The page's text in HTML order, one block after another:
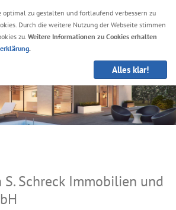
Schreck Immobilien und
optimal zu gestalten und fortlaufend verbessern zu
Durch die weitere Nutzung der Webseite stimmen
zu. Weitere Informationen zu Cookies erhalten
.
Alles klar!